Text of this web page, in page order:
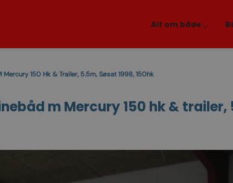
Alt om både
150 Hk & Trailer, 5.5m, Søsat 1998, 150hk
m Mercury 150 hk & trailer,